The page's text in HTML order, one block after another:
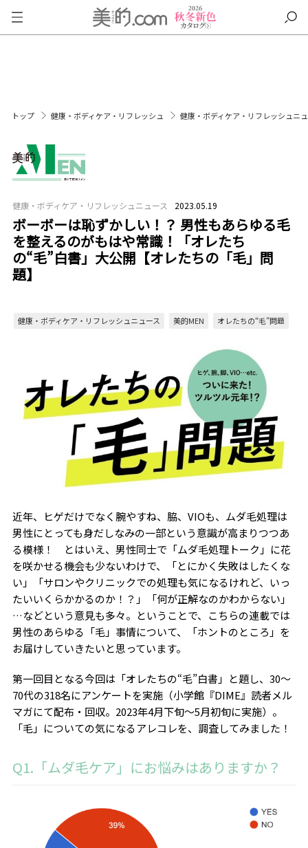
トップ 健康・ボディケア・リフレッシュ 健康・ボディケア・リフレッシュニ
健康・ボディケア・リフレッシュニュース 2023.05.19
ボーボーは恥ずかしい！？ 男性もあらゆる毛
を整えるのがもはや常識！「オレたち
の“毛”白書」大公開【オレたちの「毛」問
題】
健康・ボディケア・リフレッシュニュース 美的MEN オレたちの“毛”問題
近年、ヒゲだけでなく腕やすね、脇、VIOも、ムダ毛処理は
男性にとっても身だしなみの一部という意識が高まりつつあ
る模様！ とはいえ、男性同士で「ムダ毛処理トーク」に花
を咲かせる機会も少ないわけで、「とにかく失敗はしたくな
い」「サロンやクリニックでの処理も気になるけれど、いっ
たいいくらかかるのか！？」「何が正解なのかわからない」
…などという意見も多々。ということで、こちらの連載では
男性のあらゆる「毛」事情について、「ホントのところ」を
お届けしていきたいと思っています。
第一回目となる今回は「オレたちの“毛”白書」と題し、30～
70代の318名にアンケートを実施（小学館『DIME』読者メル
マガにて配布・回収。2023年4月下旬～5月初旬に実施）。
「毛」についての気になるアレコレを、調査してみました！
Q1.「ムダ毛ケア」にお悩みはありますか？